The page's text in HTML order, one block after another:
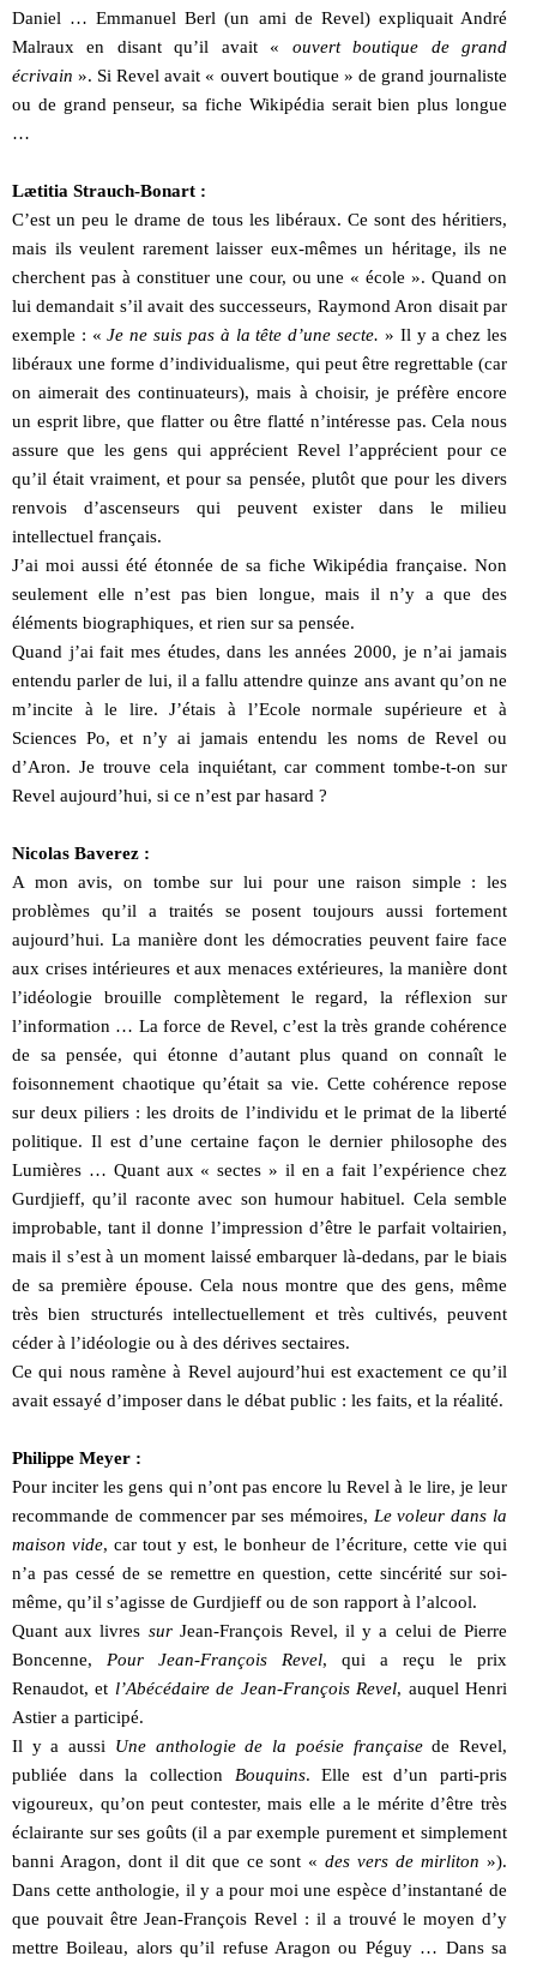
Daniel … Emmanuel Berl (un ami de Revel) expliquait André
Malraux en disant qu’il avait « ouvert boutique de grand
écrivain ». Si Revel avait « ouvert boutique » de grand journaliste
ou de grand penseur, sa fiche Wikipédia serait bien plus longue
…
Lætitia Strauch-Bonart :
C’est un peu le drame de tous les libéraux. Ce sont des héritiers,
mais ils veulent rarement laisser eux-mêmes un héritage, ils ne
cherchent pas à constituer une cour, ou une « école ». Quand on
lui demandait s’il avait des successeurs, Raymond Aron disait par
exemple : «Je ne suis pas à la tête d’une secte. » Il y a chez les
libéraux une forme d’individualisme, qui peut être regrettable (car
on aimerait des continuateurs), mais à choisir, je préfère encore
un esprit libre, que flatter ou être flatté n’intéresse pas. Cela nous
assure que les gens qui apprécient Revel l’apprécient pour ce
qu’il était vraiment, et pour sa pensée, plutôt que pour les divers
renvois d’ascenseurs qui peuvent exister dans le milieu
intellectuel français.
J’ai moi aussi été étonnée de sa fiche Wikipédia française. Non
seulement elle n’est pas bien longue, mais il n’y a que des
éléments biographiques, et rien sur sa pensée.
Quand j’ai fait mes études, dans les années 2000, je n’ai jamais
entendu parler de lui, il a fallu attendre quinze ans avant qu’on ne
m’incite à le lire. J’étais à l’Ecole normale supérieure et à
Sciences Po, et n’y ai jamais entendu les noms de Revel ou
d’Aron. Je trouve cela inquiétant, car comment tombe-t-on sur
Revel aujourd’hui, si ce n’est par hasard ?
Nicolas Baverez :
A mon avis, on tombe sur lui pour une raison simple : les
problèmes qu’il a traités se posent toujours aussi fortement
aujourd’hui. La manière dont les démocraties peuvent faire face
aux crises intérieures et aux menaces extérieures, la manière dont
l’idéologie brouille complètement le regard, la réflexion sur
l’information … La force de Revel, c’est la très grande cohérence
de sa pensée, qui étonne d’autant plus quand on connaît le
foisonnement chaotique qu’était sa vie. Cette cohérence repose
sur deux piliers : les droits de l’individu et le primat de la liberté
politique. Il est d’une certaine façon le dernier philosophe des
Lumières … Quant aux « sectes » il en a fait l’expérience chez
Gurdjieff, qu’il raconte avec son humour habituel. Cela semble
improbable, tant il donne l’impression d’être le parfait voltairien,
mais il s’est à un moment laissé embarquer là-dedans, par le biais
de sa première épouse. Cela nous montre que des gens, même
très bien structurés intellectuellement et très cultivés, peuvent
céder à l’idéologie ou à des dérives sectaires.
Ce qui nous ramène à Revel aujourd’hui est exactement ce qu’il
avait essayé d’imposer dans le débat public : les faits, et la réalité.
Philippe Meyer :
Pour inciter les gens qui n’ont pas encore lu Revel à le lire, je leur
recommande de commencer par ses mémoires, Le voleur dans la
maison vide, car tout y est, le bonheur de l’écriture, cette vie qui
n’a pas cessé de se remettre en question, cette sincérité sur soi-
même, qu’il s’agisse de Gurdjieff ou de son rapport à l’alcool.
Quant aux livres surJean-François Revel, il y a celui de Pierre
Boncenne, Pour Jean-François Revel, qui a reçu le prix
Renaudot, et l’Abécédaire de Jean-François Revel, auquel Henri
Astier a participé.
Il y a aussi Une anthologie de la poésie françaisede Revel,
publiée dans la collection Bouquins. Elle est d’un parti-pris
vigoureux, qu’on peut contester, mais elle a le mérite d’être très
éclairante sur ses goûts (il a par exemple purement et simplement
banni Aragon, dont il dit que ce sont «des vers de mirliton »).
Dans cette anthologie, il y a pour moi une espèce d’instantané de
que pouvait être Jean-François Revel : il a trouvé le moyen d’y
mettre Boileau, alors qu’il refuse Aragon ou Péguy … Dans sa